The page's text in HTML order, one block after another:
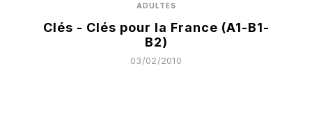
ADULTES
Clés - Clés pour la France (A1-B1-
B2)
03/02/2010